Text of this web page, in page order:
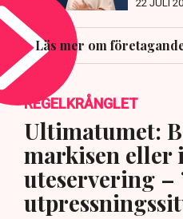
22 JULI
Läs mer om
REGELKRÅNGLET
Ultimatumet:
markisen eller
uteservering –